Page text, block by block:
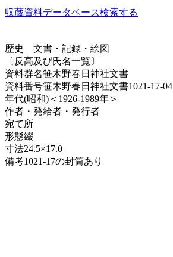
収蔵資料データベース検索する
歴史
文書・記録・絵図
〔反高及び氏名一覧〕
資料群名笹木野春日神社文書
資料番号笹木野春日神社文書1021-17-04
年代(昭和)＜1926-1989年＞
作者・発給者・発行者
宛て所
形態綴
寸法24.5×17.0
備考1021-17の封筒あり